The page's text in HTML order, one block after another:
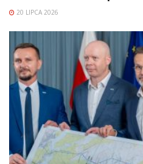
20 LIPCA 2026